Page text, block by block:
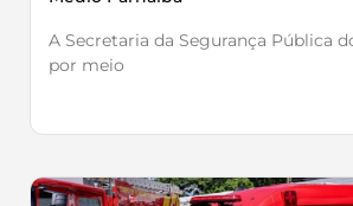
A Secretaria da Segurança Pública
por meio